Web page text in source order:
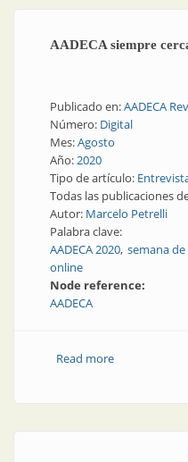
AADECA siempre
Publicado en:AADECA
Número: Digital
Mes:Agosto
Año:2020
Tipo de artículo:
Todas las publicaciones
Autor: Marcelo Petrelli
Palabra clave:
AADECA 2020 semana
online
Node reference:
AADECA
Read moreabout